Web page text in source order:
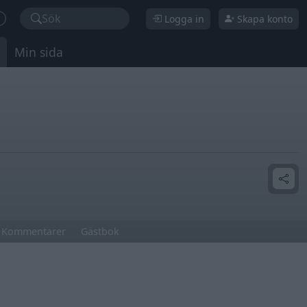
Sök Logga in Skapa konto
Min sida
Kommentarer Gästbok